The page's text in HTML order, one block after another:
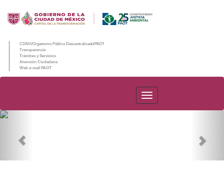
CDMX/Organismo Público Descentralizado/PAOT
Transparencia
Trámites y Servicios
Atención Ciudadana
Web e-mail PAOT
PAOT